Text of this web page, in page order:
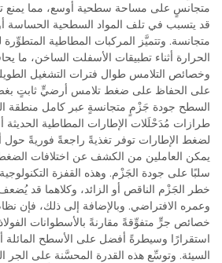
متجانسٍ على مساحة سطحية أوسع، مما يمنع
قد يتسبب في تلف المواد السطحية الحساسة
متجانسة. وتتميَّز المركبات المطاطية المتطوِّرة
الحرارة أثناء تطبيقات الأسفلت الساخن، ما
وخصائص التلامس طوال فترات التشغيل
على الحفاظ على ضغط تلامس أرضيٍّ ثابتٍ
السطح جودة جَزْمٍ متجانسةٍ عبر كامل منطقة
طرازات مُدَحْلَلات الإطارات المطاطية الحديثة
لضغط الإطارات توفر تغذيةً راجعةً فوريةً حول
يمكن العاملين من الكشف عن اختلافات الضغط
سلبًا على جودة الجَزْم. وهذه القفزة
خطر الجَزْم الناقص أو الزائد، وكلاهما قد
وعمره الافتراضي. وبالإضافة إلى ذلك، فإن
خصائص جرٍّ متفوِّقةً مقارنةً بالأسطوانات
استقرارًا وسيطرةً أفضل على الأسطح المائلة
السيئة. وتوسِّع هذه القدرة المحسَّنة على الجر